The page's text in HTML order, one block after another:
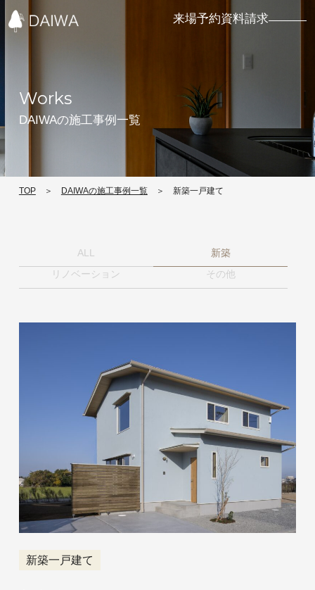
来場予約資料請求
TOP
イベント情報
施工事例
家づくりの流
れ
アフターサー
ビス
大和建設の家
づくりコラム
会社概要
資料請求 来場予約
お問い合わせ
Works
DAIWAの施工事例一覧
TOP DAIWAの施工事例一覧 新築一戸建て
ALL
新築
リノベーション
その他
新築一戸建て